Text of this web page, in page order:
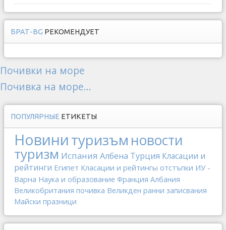
БРАТ-BG РЕКОМЕНДУЕТ
Почивки на море
Почивка на море...
ПОПУЛЯРНЫЕ ЕТИКЕТЫ
Новинитуризъм новости
туризм Испания Албена Турция Класации и
рейтинги Египет Класации и рейтингы отстъпки ИУ -
Варна Наука и образование Франция Албания
Великобритания почивка Великден ранни записвания
Майски празници